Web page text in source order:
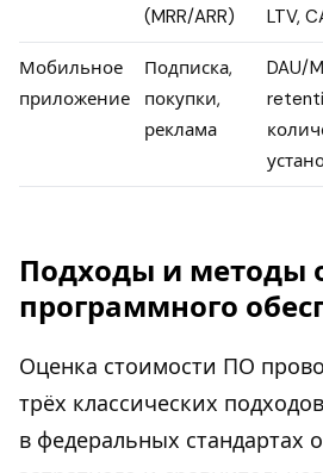
(MRR/ARR)
LTV,
Мобильное
приложение
Подписка,
покупки,
реклама
DAU/
Подходы и методы
программного
Оценка стоимости ПО
трёх классических
в федеральных стандартах